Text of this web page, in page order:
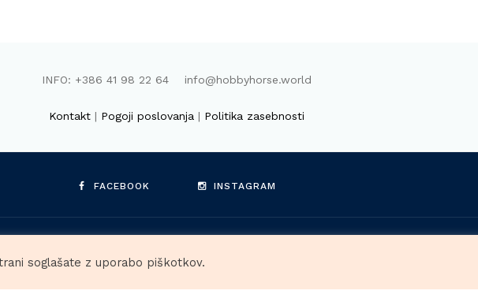
INFO: +386 41 98 22 64 info@hobbyhorse.world
Kontakt | Pogoji poslovanja | Politika zasebnosti
FACEBOOK INSTAGRAM
soglašate z uporabo piškotkov.